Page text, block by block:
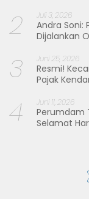
2 Juli 3, 2026
Andra Soni:
Dijalankan
3 Juni 25, 2026
Resmi!
Pajak
4 Juni 11, 2026
Perumdam
Selamat